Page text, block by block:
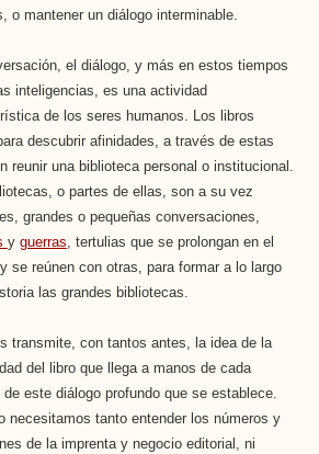
o mantener un diálogo interminable.
el diálogo, y más en estos tiempos
inteligencias, es una actividad
de los seres humanos. Los libros
descubrir afinidades, a través de estas
reunir una biblioteca personal o institucional.
o partes de ellas, son a su vez
grandes o pequeñas conversaciones,
y guerras, tertulias que se prolongan en el
se reúnen con otras, para formar a lo largo
las grandes bibliotecas.
transmite, con tantos antes, la idea de la
del libro que llega a manos de cada
de este diálogo profundo que se establece.
necesitamos tanto entender los números y
de la imprenta y negocio editorial, ni